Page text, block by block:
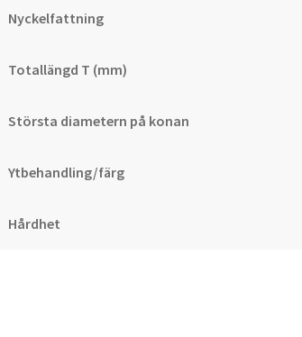
Nyckelfattning
Totallängd T (mm)
Största diametern på konan
Ytbehandling/färg
Hårdhet